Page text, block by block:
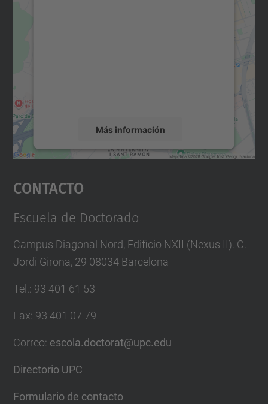
Más información
Aceptar
powered by
Contacto
Escuela de Doctorado
Campus Diagonal Nord, Edificio NXII (Nexus II). C.
Jordi Girona, 29 08034 Barcelona
Tel.: 93 401 61 53
Fax: 93 401 07 79
Correo: escola.doctorat@upc.edu
Directorio UPC
Formulario de contacto